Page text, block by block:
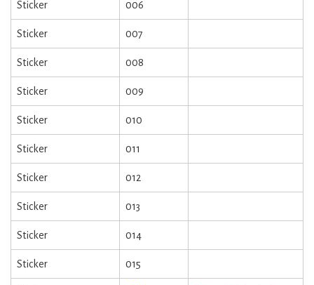
Sticker 006
Sticker 007
Sticker 008
Sticker 009
Sticker 010
Sticker 011
Sticker 012
Sticker 013
Sticker 014
Sticker 015